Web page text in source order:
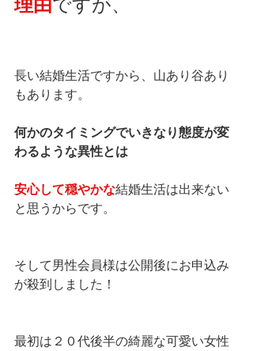
長い結婚生活ですから、山あり谷あり
もあります。
何かのタイミングでいきなり態度が変
わるような異性とは
安心して穏やかな結婚生活は出来ない
と思うからです。
そして男性会員様は公開後にお申込み
が殺到しました！
最初は２０代後半の綺麗な可愛い女性